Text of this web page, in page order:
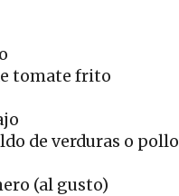
tomate frito
de verduras o pollo
(al gusto)